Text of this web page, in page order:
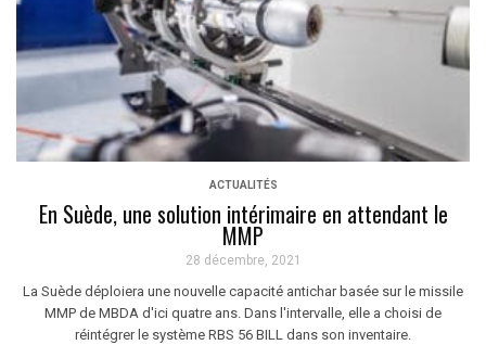
ACTUALITÉS
En Suède, une solution intérimaire en attendant le
MMP
28 décembre, 2021
La Suède déploiera une nouvelle capacité antichar basée sur le missile
MMP de MBDA d'ici quatre ans. Dans l'intervalle, elle a choisi de
réintégrer le système RBS 56 BILL dans son inventaire.